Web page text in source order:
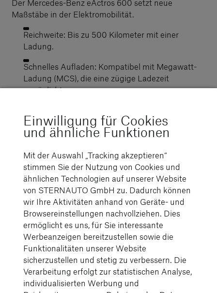
Der Mercedes-Benz eActros 600 setzt neue
Maßstäbe in der Elektromobilität.
Reichweite: Bis zu 500 Kilometer mit einer
Ladung.
Schnelles Aufladen: Kompatibel mit Megawatt-
Ladung (MCS), die eine zügige Ladezeit
ermöglicht.
Antriebsachse sorgt für eine beeindruckende
Leistung und Effizienz.
Digitalisierung: Zahlreiche digitale Dienste wie
die Truck App Portal ermöglichen eine smarte
und vernetzte Nutzung des Fahrzeugs.
Umweltfreundlichkeit: Der eActros 600 setzt auf
lokal emissionsfreien Betrieb und trägt damit
aktiv zum Klimaschutz bei.
Fazit
Mit dem Mercedes-Benz eActros 600 können Sie
einen wesentlichen Beitrag zur nachhaltigen und
Einwilligung für Cookies
und ähnliche Funktionen
Mit der Auswahl „Tracking akzeptieren“
stimmen Sie der Nutzung von Cookies und
ähnlichen Technologien auf unserer Website
von STERNAUTO GmbH zu. Dadurch können
wir Ihre Aktivitäten anhand von Geräte- und
Browsereinstellungen nachvollziehen. Dies
ermöglicht es uns, für Sie interessante
Werbeanzeigen bereitzustellen sowie die
Funktionalitäten unserer Website
sicherzustellen und stetig zu verbessern. Die
Verarbeitung erfolgt zur statistischen Analyse,
individualisierten Werbung und